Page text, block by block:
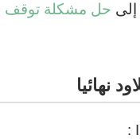
إلى حل مشكلة توقف
نهائيا